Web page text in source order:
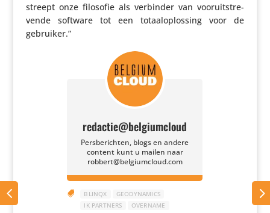
streept onze filosofie als verbinder van voor­uit­stre­
vende software tot een totaal­op­los­sing voor de
gebruiker.”
redactie@belgiumcloud
Persberichten, blogs en andere
content kunt u mailen naar
robbert@belgiumcloud.com
 BLINQX
GEODYNAMICS
IK PARTNERS
OVERNAME